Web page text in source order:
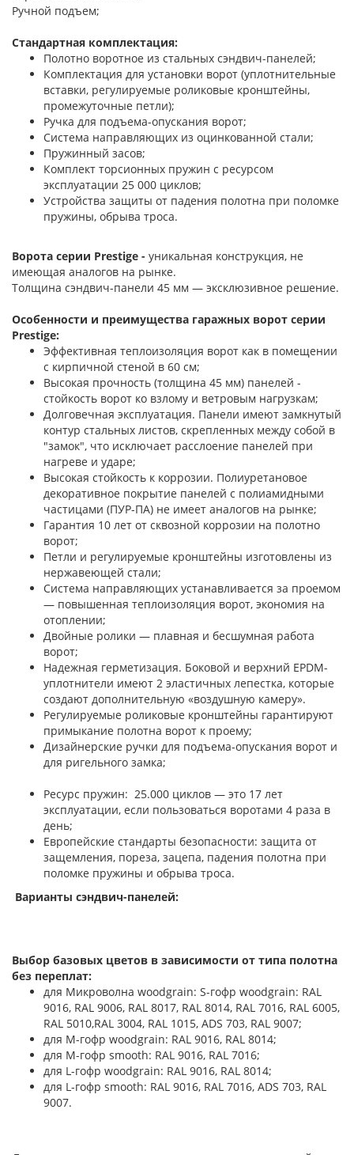
Ручной подъем;
Стандартная комплектация:
Полотно воротное из стальных сэндвич-панелей;
Комплектация для установки ворот (уплотнительные
вставки, регулируемые роликовые кронштейны,
промежуточные петли);
Ручка для подъема-опускания ворот;
Система направляющих из оцинкованной стали;
Пружинный засов;
Комплект торсионных пружин с ресурсом
эксплуатации 25 000 циклов;
Устройства защиты от падения полотна при поломке
пружины, обрыва троса.
Ворота серии Prestige - уникальная конструкция, не
имеющая аналогов на рынке.
Толщина сэндвич-панели 45 мм — эксклюзивное решение.
Особенности и преимущества гаражных ворот серии
Prestige:
Эффективная теплоизоляция ворот как в помещении
с кирпичной стеной в 60 см;
Высокая прочность (толщина 45 мм) панелей -
стойкость ворот ко взлому и ветровым нагрузкам;
Долговечная эксплуатация. Панели имеют замкнутый
контур стальных листов, скрепленных между собой в
"замок", что исключает расслоение панелей при
нагреве и ударе;
Высокая стойкость к коррозии. Полиуретановое
декоративное покрытие панелей с полиамидными
частицами (ПУР-ПА) не имеет аналогов на рынке;
Гарантия 10 лет от сквозной коррозии на полотно
ворот;
Петли и регулируемые кронштейны изготовлены из
нержавеющей стали;
Система направляющих устанавливается за проемом
— повышенная теплоизоляция ворот, экономия на
отоплении;
Двойные ролики — плавная и бесшумная работа
ворот;
Надежная герметизация. Боковой и верхний EPDM-
уплотнители имеют 2 эластичных лепестка, которые
создают дополнительную «воздушную камеру».
Регулируемые роликовые кронштейны гарантируют
примыкание полотна ворот к проему;
Дизайнерские ручки для подъема-опускания ворот и
для ригельного замка;
Ресурс пружин: 25.000 циклов — это 17 лет
эксплуатации, если пользоваться воротами 4 раза в
день;
Европейские стандарты безопасности: защита от
защемления, пореза, зацепа, падения полотна при
поломке пружины и обрыва троса.
Варианты сэндвич-панелей:
Выбор базовых цветов в зависимости от типа полотна
без переплат:
для Микроволна woodgrain: S-гофр woodgrain: RAL
9016, RAL 9006, RAL 8017, RAL 8014, RAL 7016, RAL 6005,
RAL 5010,RAL 3004, RAL 1015, ADS 703, RAL 9007;
для М-гофр woodgrain: RAL 9016, RAL 8014;
для М-гофр smooth: RAL 9016, RAL 7016;
для L-гофр woodgrain: RAL 9016, RAL 8014;
для L-гофр smooth: RAL 9016, RAL 7016, ADS 703, RAL
9007.